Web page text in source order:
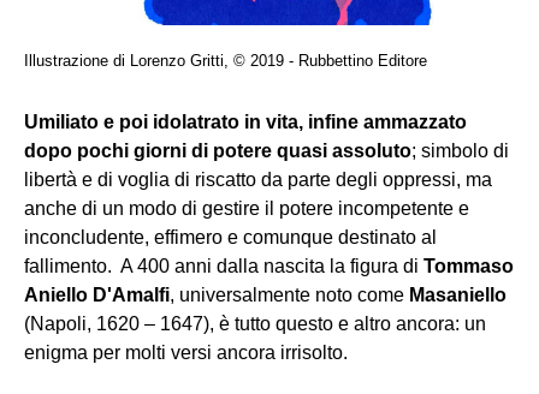
Illustrazione di Lorenzo Gritti, © 2019 - Rubbettino Editore
Umiliato e poi idolatrato in vita, infine ammazzato
dopo pochi giorni di potere quasi assoluto; simbolo di
libertà e di voglia di riscatto da parte degli oppressi, ma
anche di un modo di gestire il potere incompetente e
inconcludente, effimero e comunque destinato al
fallimento. A 400 anni dalla nascita la figura di Tommaso
Aniello D'Amalfi, universalmente noto come Masaniello
(Napoli, 1620 – 1647), è tutto questo e altro ancora: un
enigma per molti versi ancora irrisolto.